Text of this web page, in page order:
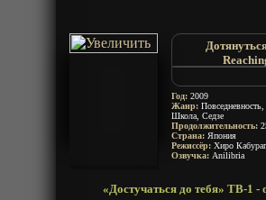
Kimi ni Todoke:
Год: 2009
Жанр:
Школа, Седзе
Продолжительность:
Страна: Япония
Режиссёр: Хиро
Озвучка: Anilibria
«Достучаться до тебя» ТВ-1 -